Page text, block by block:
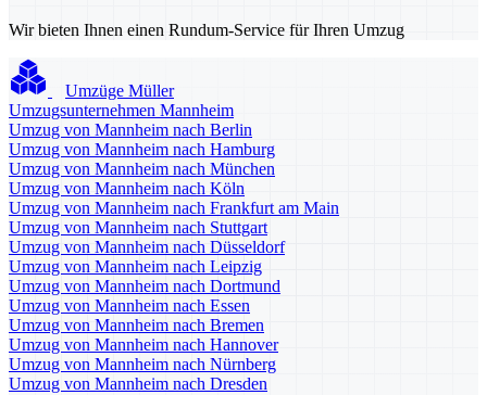
Wir bieten Ihnen einen Rundum-Service für Ihren Umzug
Umzüge Müller
Umzugsunternehmen Mannheim
Umzug von Mannheim nach Berlin
Umzug von Mannheim nach Hamburg
Umzug von Mannheim nach München
Umzug von Mannheim nach Köln
Umzug von Mannheim nach Frankfurt am Main
Umzug von Mannheim nach Stuttgart
Umzug von Mannheim nach Düsseldorf
Umzug von Mannheim nach Leipzig
Umzug von Mannheim nach Dortmund
Umzug von Mannheim nach Essen
Umzug von Mannheim nach Bremen
Umzug von Mannheim nach Hannover
Umzug von Mannheim nach Nürnberg
Umzug von Mannheim nach Dresden